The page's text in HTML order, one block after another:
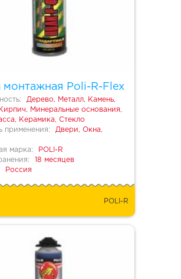
монтажная Poli-R-Flex
Дерево, Металл, Камень,
Минеральные основания,
Керамика, Стекло
применения:
Двери, Окна,
марка:
POLI-R
18 месяцев
Россия
POLI-R